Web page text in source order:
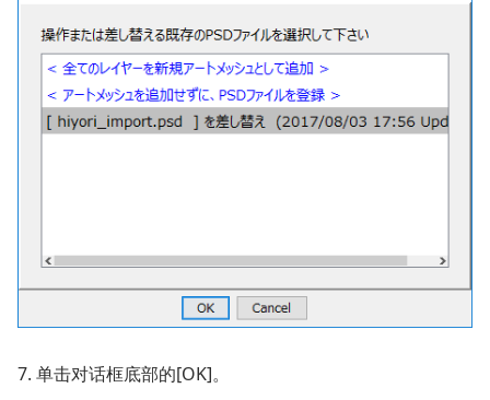
7. 单击对话框底部的[OK]。